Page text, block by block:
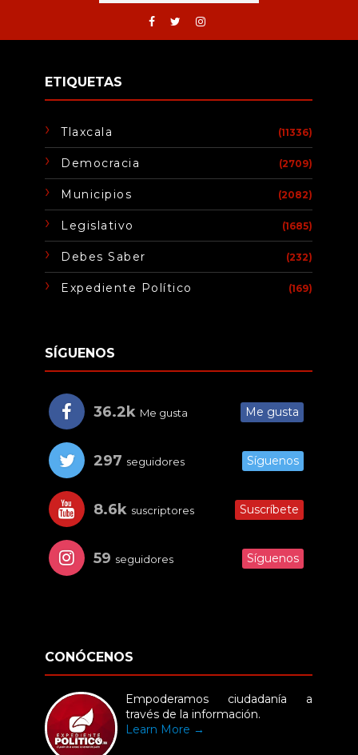
ETIQUETAS
Tlaxcala (11336)
Democracia (2709)
Municipios (2082)
Legislativo (1685)
Debes Saber (232)
Expediente Político (169)
SÍGUENOS
36.2k Me gusta Me gusta
297 seguidores Síguenos
8.6k suscriptores Suscríbete
59 seguidores Síguenos
CONÓCENOS
Empoderamos ciudadanía a
través de la información.
Learn More →